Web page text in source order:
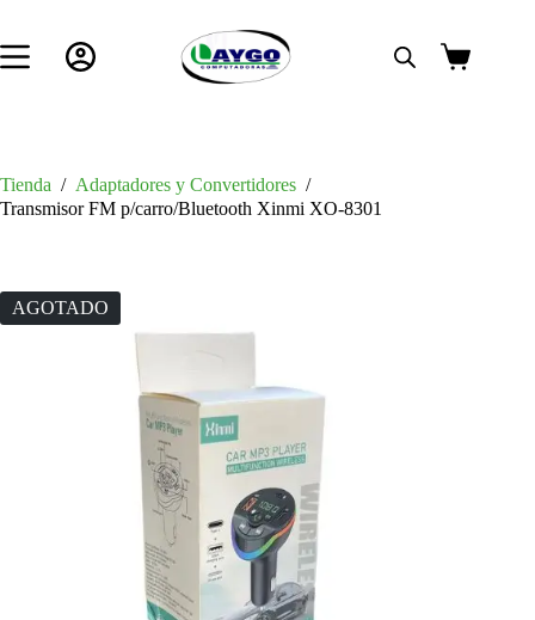
contenido
Carro
Tienda / Adaptadores y Convertidores /
Transmisor FM p/carro/Bluetooth Xinmi XO-8301
AGOTADO